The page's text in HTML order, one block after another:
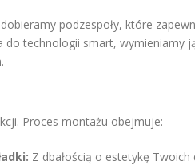
podzespoły, które
do technologii smart, wymieniamy
Proces montażu obejmuje:
Z dbałością o estetykę